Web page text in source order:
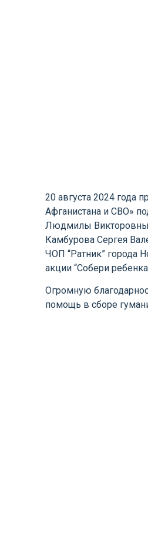
20 августа 2024 года
Афганистана и СВО»
Людмилы Викторовны,
Камбурова Сергея
ЧОП “Ратник” города
акции “Собери
Огромную
помощь в сборе